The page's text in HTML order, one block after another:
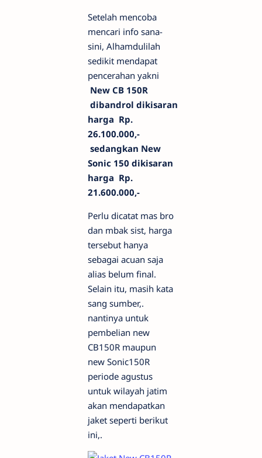
Setelah mencoba
mencari info sana-
sini, Alhamdulilah
sedikit mendapat
pencerahan yakni
New CB 150R
dibandrol dikisaran
harga Rp.
26.100.000,-
sedangkan New
Sonic 150 dikisaran
harga Rp.
21.600.000,-
Perlu dicatat mas bro
dan mbak sist, harga
tersebut hanya
sebagai acuan saja
alias belum final.
Selain itu, masih kata
sang sumber,.
nantinya untuk
pembelian new
CB150R maupun
new Sonic150R
periode agustus
untuk wilayah jatim
akan mendapatkan
jaket seperti berikut
ini,.